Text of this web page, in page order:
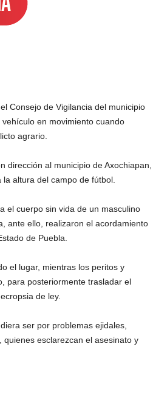
Consejo de Vigilancia del municipio
en movimiento cuando
agrario.
dirección al municipio de Axochiapan,
altura del campo de fútbol.
el cuerpo sin vida de un masculino
ante ello, realizaron el acordamiento
de Puebla.
el lugar, mientras los peritos y
para posteriormente trasladar el
de ley.
ser por problemas ejidales,
esclarezcan el asesinato y